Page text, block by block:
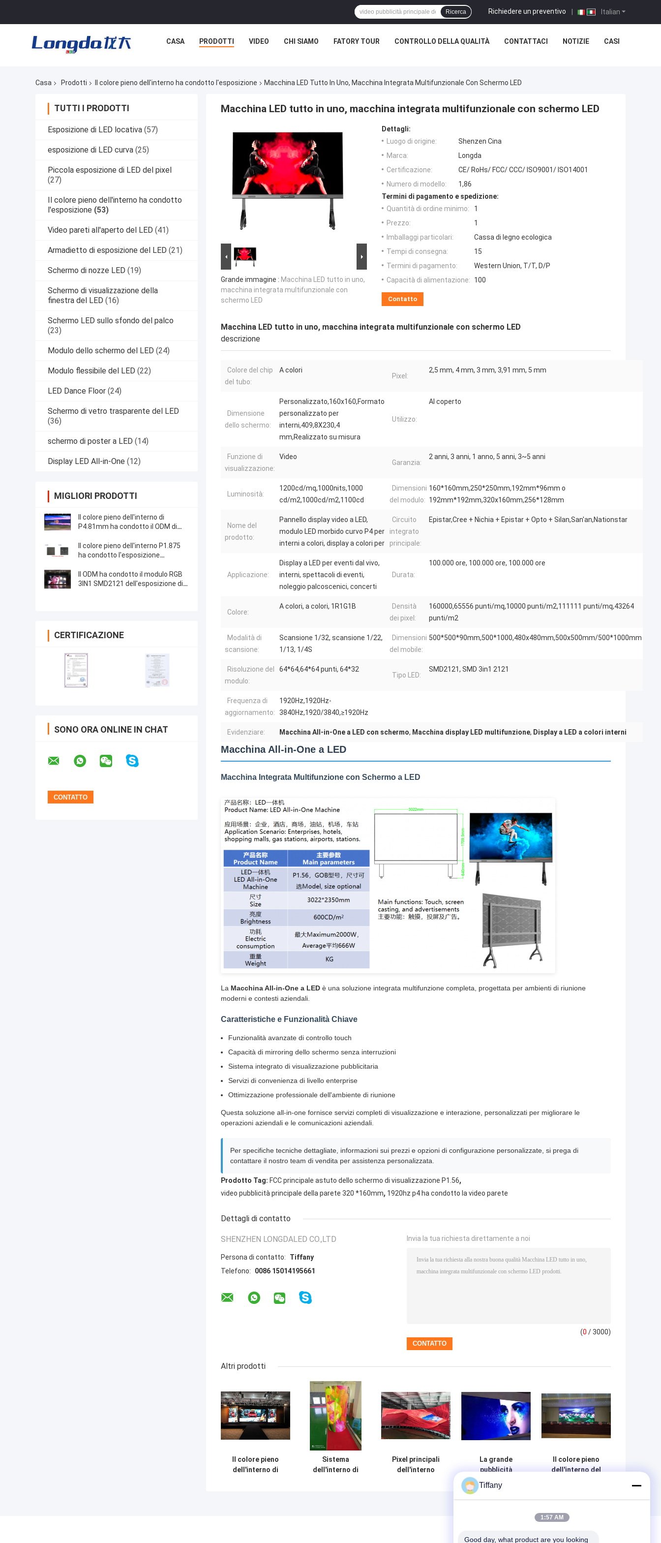
Italian
Richiedere un preventivo |
Ricerca
CASA PRODOTTI VIDEO CHI SIAMO FATORY TOUR CONTROLLO DELLA QUALITÀ CONTATTACI NOTIZIE CASI
Casa Prodotti Il colore pieno dell'interno ha condotto l'esposizione Macchina LED Tutto In Uno, Macchina Integrata Multifunzionale Con Schermo LED
TUTTI I PRODOTTI
Esposizione di LED locativa (57)
esposizione di LED curva (25)
Piccola esposizione di LED del pixel
(27)
Il colore pieno dell'interno ha condotto
l'esposizione (53)
Video pareti all'aperto del LED (41)
Armadietto di esposizione del LED (21)
Schermo di nozze LED (19)
Schermo di visualizzazione della
finestra del LED (16)
Schermo LED sullo sfondo del palco
(23)
Modulo dello schermo del LED (24)
Modulo flessibile del LED (22)
LED Dance Floor (24)
Schermo di vetro trasparente del LED
(36)
schermo di poster a LED (14)
Display LED All-in-One (12)
MIGLIORI PRODOTTI
Il colore pieno dell'interno di
P4.81mm ha condotto il ODM di
Il colore pieno dell'interno P1.875
ha condotto l'esposizione
Il ODM ha condotto il modulo RGB
3IN1 SMD2121 dell'esposizione di
CERTIFICAZIONE
SONO ORA ONLINE IN CHAT
Macchina LED tutto in uno, macchina integrata multifunzionale con schermo LED
Grande immagine : Macchina LED tutto in uno,
macchina integrata multifunzionale con
schermo LED
Dettagli:
Luogo di origine:
Shenzen Cina
Marca:
Longda
Certificazione:
CE/ RoHs/ FCC/ CCC/ ISO9001/ ISO14001
Numero di modello:
1,86
Termini di pagamento e spedizione:
Quantità di ordine minimo:
1
Prezzo:
1
Imballaggi particolari:
Cassa di legno ecologica
Tempi di consegna:
15
Termini di pagamento:
Western Union, T/T, D/P
Capacità di alimentazione:
100
Contatto
Macchina LED tutto in uno, macchina integrata multifunzionale con schermo LED
descrizione
Colore del chip
del tubo:
A colori
Pixel:
2,5 mm, 4 mm, 3 mm, 3,91 mm, 5 mm
Dimensione
dello schermo:
Personalizzato,160x160,Formato
personalizzato per
interni,409,8X230,4
mm,Realizzato su misura
Utilizzo:
Al coperto
Funzione di
visualizzazione:
Video
Garanzia:
2 anni, 3 anni, 1 anno, 5 anni, 3~5 anni
Luminosità:
1200cd/mq,1000nits,1000
cd/m2,1000cd/m2,1100cd
Dimensioni
del modulo:
160*160mm,250*250mm,192mm*96mm o
192mm*192mm,320x160mm,256*128mm
Nome del
prodotto:
Pannello display video a LED,
modulo LED morbido curvo P4 per
interni a colori, display a colori per
Circuito
integrato
principale:
Epistar,Cree + Nichia + Epistar + Opto + Silan,San'an,Nationstar
Applicazione:
Display a LED per eventi dal vivo,
interni, spettacoli di eventi,
noleggio palcoscenici, concerti
Durata:
100.000 ore, 100.000 ore, 100.000 ore
Colore:
A colori, a colori, 1R1G1B
Densità
dei pixel:
160000,65556 punti/mq,10000 punti/m2,111111 punti/mq,43264
punti/m2
Modalità di
scansione:
Scansione 1/32, scansione 1/22,
1/13, 1/4S
Dimensioni
del mobile:
500*500*90mm,500*1000,480x480mm,500x500mm/500*1000mm
Risoluzione del
modulo:
64*64,64*64 punti, 64*32
Tipo LED:
SMD2121, SMD 3in1 2121
Frequenza di
aggiornamento:
1920Hz,1920Hz-
3840Hz,1920/3840,≥1920Hz
Evidenziare: Macchina All-in-One a LED con schermo, Macchina display LED multifunzione, Display a LED a colori interni
Macchina All-in-One a LED
Macchina Integrata Multifunzione con Schermo a LED
La Macchina All-in-One a LED è una soluzione integrata multifunzione completa, progettata per ambienti di riunione
moderni e contesti aziendali.
Caratteristiche e Funzionalità Chiave
Funzionalità avanzate di controllo touch
Capacità di mirroring dello schermo senza interruzioni
Sistema integrato di visualizzazione pubblicitaria
Servizi di convenienza di livello enterprise
Ottimizzazione professionale dell'ambiente di riunione
Questa soluzione all-in-one fornisce servizi completi di visualizzazione e interazione, personalizzati per migliorare le
operazioni aziendali e le comunicazioni aziendali.
Per specifiche tecniche dettagliate, informazioni sui prezzi e opzioni di configurazione personalizzate, si prega di
contattare il nostro team di vendita per assistenza personalizzata.
Prodotto Tag: FCC principale astuto dello schermo di visualizzazione P1.56,
video pubblicità principale della parete 320 *160mm, 1920hz p4 ha condotto la video parete
Dettagli di contatto
SHENZHEN LONGDALED CO.,LTD
Persona di contatto:
Tiffany
Telefono:
0086 15014195661
Invia la tua richiesta direttamente a noi
(0 / 3000)
Altri prodotti
Il colore pieno
dell'interno di
Sistema
dell'interno di
Pixel principali
dell'interno
La grande
pubblicità
principale
dell'interno
commerciale
Il colore pieno
dell'interno del
Longda principale
visualizza
64*64cm 160000
Tiffany
1:57 AM
Good day, what product are you looking